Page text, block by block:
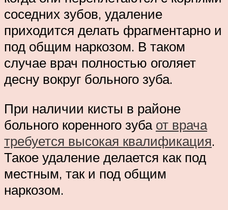
соседних зубов, удаление
приходится делать фрагментарно и
под общим наркозом. В таком
случае врач полностью оголяет
десну вокруг больного зуба.
При наличии кисты в районе
больного коренного зуба от врача
требуется высокая квалификация.
Такое удаление делается как под
местным, так и под общим
наркозом.